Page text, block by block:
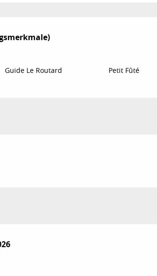
Guide Le Routard Petit Fûté
September 2026